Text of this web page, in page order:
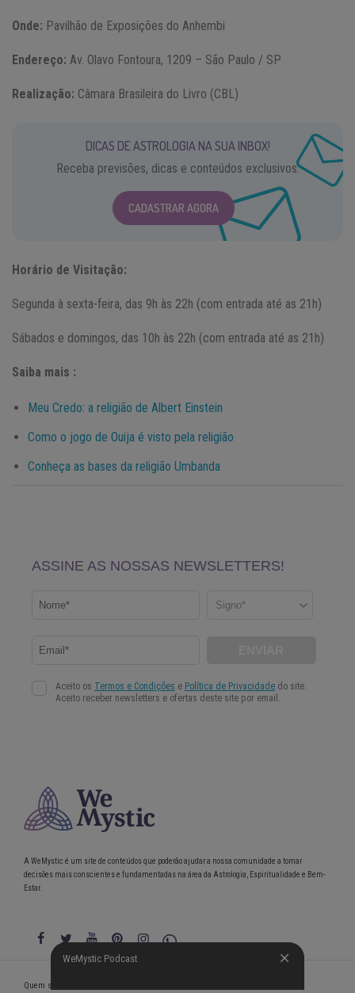
Onde: Pavilhão de Exposições do Anhembi
Endereço: Av. Olavo Fontoura, 1209 – São Paulo / SP
Realização: Câmara Brasileira do Livro (CBL)
DICAS DE ASTROLOGIA NA SUA INBOX!
Receba previsões, dicas e conteúdos exclusivos.
CADASTRAR AGORA
Horário de Visitação:
Segunda à sexta-feira, das 9h às 22h (com entrada até as 21h)
Sábados e domingos, das 10h às 22h (com entrada até as 21h)
Saiba mais :
Meu Credo: a religião de Albert Einstein
Como o jogo de Ouija é visto pela religião
Conheça as bases da religião Umbanda
WeMystic Podcast
A WeMystic é um site de conteúdos que poderão ajudar a nossa comunidade a tomar
decisões mais conscientes e fundamentadas na área da Astrologia, Espiritualidade e Bem-
Estar.
WeMystic Podcast
Quem somos